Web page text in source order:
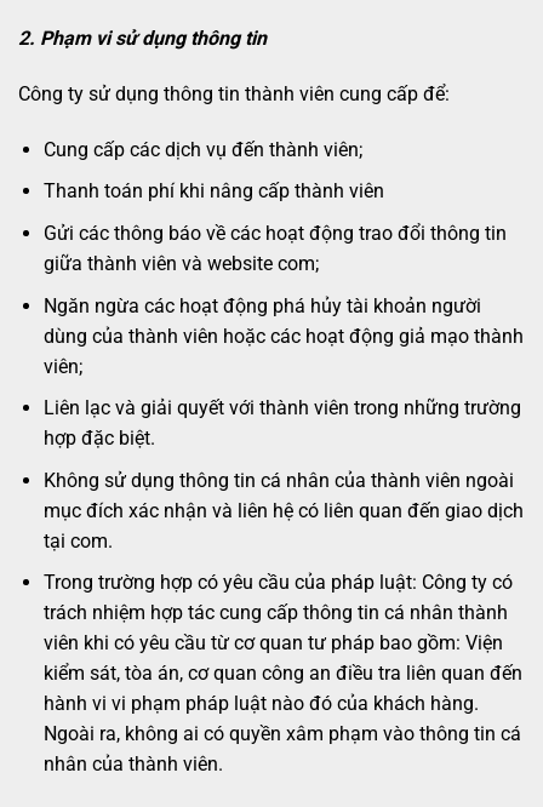
2. Phạm vi sử dụng thông tin
Công ty sử dụng thông tin thành viên cung cấp để:
Cung cấp các dịch vụ đến thành viên;
Thanh toán phí khi nâng cấp thành viên
Gửi các thông báo về các hoạt động trao đổi thông tin
giữa thành viên và website com;
Ngăn ngừa các hoạt động phá hủy tài khoản người
dùng của thành viên hoặc các hoạt động giả mạo thành
viên;
Liên lạc và giải quyết với thành viên trong những trường
hợp đặc biệt.
Không sử dụng thông tin cá nhân của thành viên ngoài
mục đích xác nhận và liên hệ có liên quan đến giao dịch
tại com.
Trong trường hợp có yêu cầu của pháp luật: Công ty có
trách nhiệm hợp tác cung cấp thông tin cá nhân thành
viên khi có yêu cầu từ cơ quan tư pháp bao gồm: Viện
kiểm sát, tòa án, cơ quan công an điều tra liên quan đến
hành vi vi phạm pháp luật nào đó của khách hàng.
Ngoài ra, không ai có quyền xâm phạm vào thông tin cá
nhân của thành viên.